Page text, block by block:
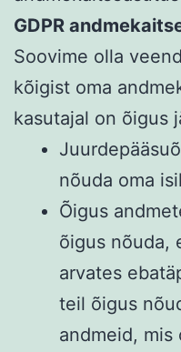
GDPR
Soovime olla
kõigist oma
kasutajal on õigus
nõuda oma
Õigus
õigus nõuda,
arvates
teil õigus
andmeid, mis